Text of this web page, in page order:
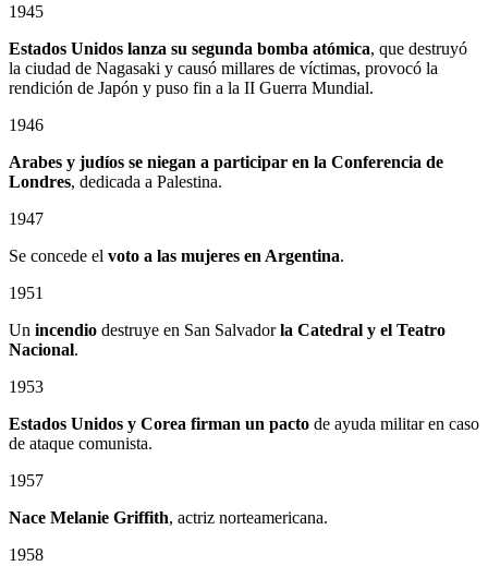
1945
Estados Unidos lanza su segunda bomba atómica, que destruyó
la ciudad de Nagasaki y causó millares de víctimas, provocó la
rendición de Japón y puso fin a la II Guerra Mundial.
1946
Arabes y judíos se niegan a participar en la Conferencia de
Londres, dedicada a Palestina.
1947
Se concede el voto a las mujeres en Argentina.
1951
Un incendio destruye en San Salvadorla Catedral y el Teatro
Nacional.
1953
Estados Unidos y Corea firman un pacto de ayuda militar en caso
de ataque comunista.
1957
Nace Melanie Griffith, actriz norteamericana.
1958